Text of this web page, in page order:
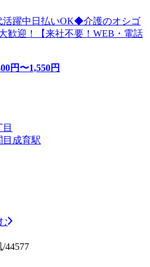
躍中日払いOK◆介護のオシゴ
歓迎！【来社不要！WEB・電話
円〜1,550円
目成育駅
44577